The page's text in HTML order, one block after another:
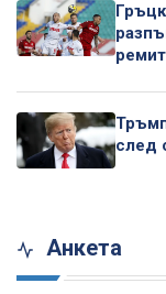
след
Анкета